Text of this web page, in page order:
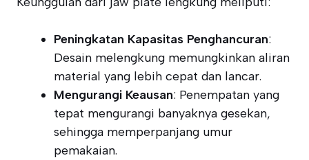
Peningkatan Kapasitas Penghancuran:
Desain melengkung memungkinkan aliran
material yang lebih cepat dan lancar.
Mengurangi Keausan: Penempatan yang
tepat mengurangi banyaknya gesekan,
sehingga memperpanjang umur
pemakaian.